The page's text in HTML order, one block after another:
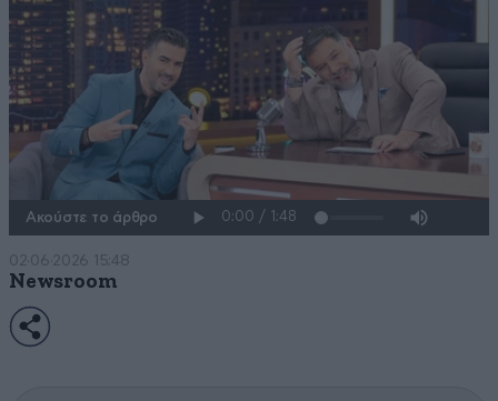
Ακούστε το άρθρο
02·06·2026 15:48
Newsroom